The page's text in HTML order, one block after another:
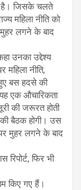
है। जिसके चलते
महिला नीति को
लगने के बाद
उनका उद्देश्य
नीति,
बस हदसे की
एक औचारिकता
की जरूरत होती
बैठक होगी। उस
मुहर लगने के बाद
रिपोर्ट, फिर भी
किए गए हैं।